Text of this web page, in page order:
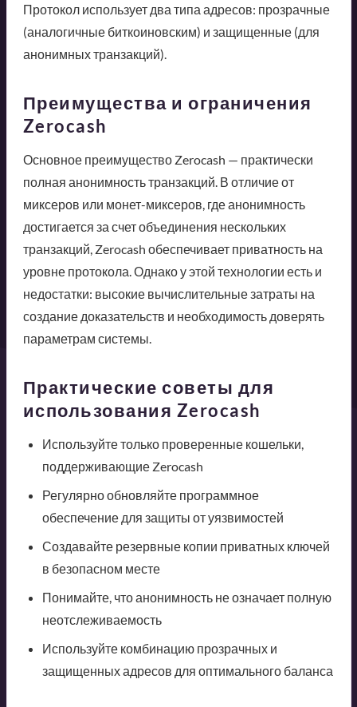
Протокол использует два типа адресов: прозрачные
(аналогичные биткоиновским) и защищенные (для
анонимных транзакций).
Преимущества и ограничения
Zerocash
Основное преимущество Zerocash — практически
полная анонимность транзакций. В отличие от
миксеров или монет-миксеров, где анонимность
достигается за счет объединения нескольких
транзакций, Zerocash обеспечивает приватность на
уровне протокола. Однако у этой технологии есть и
недостатки: высокие вычислительные затраты на
создание доказательств и необходимость доверять
параметрам системы.
Практические советы для
использования Zerocash
Используйте только проверенные кошельки,
поддерживающие Zerocash
Регулярно обновляйте программное
обеспечение для защиты от уязвимостей
Создавайте резервные копии приватных ключей
в безопасном месте
Понимайте, что анонимность не означает полную
неотслеживаемость
Используйте комбинацию прозрачных и
защищенных адресов для оптимального баланса